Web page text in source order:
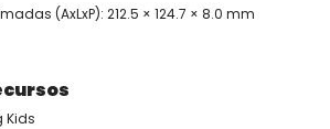
(AxLxP): 212.5 × 124.7 × 8.0 mm
Kids